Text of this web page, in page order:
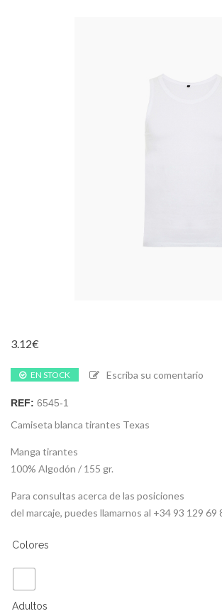
3.12€
EN STOCK Escriba su comentario
REF: 6545-1
Camiseta blanca tirantes Texas
Manga tirantes
100% Algodón / 155 gr.
Para consultas acerca de las posiciones
del marcaje, puedes llamarnos al +34 93 129 69
Colores
Adultos